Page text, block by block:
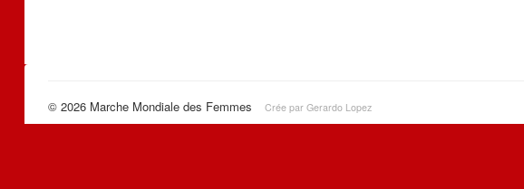
© 2026 Marche Mondiale des Femmes Crée par Gerardo Lopez